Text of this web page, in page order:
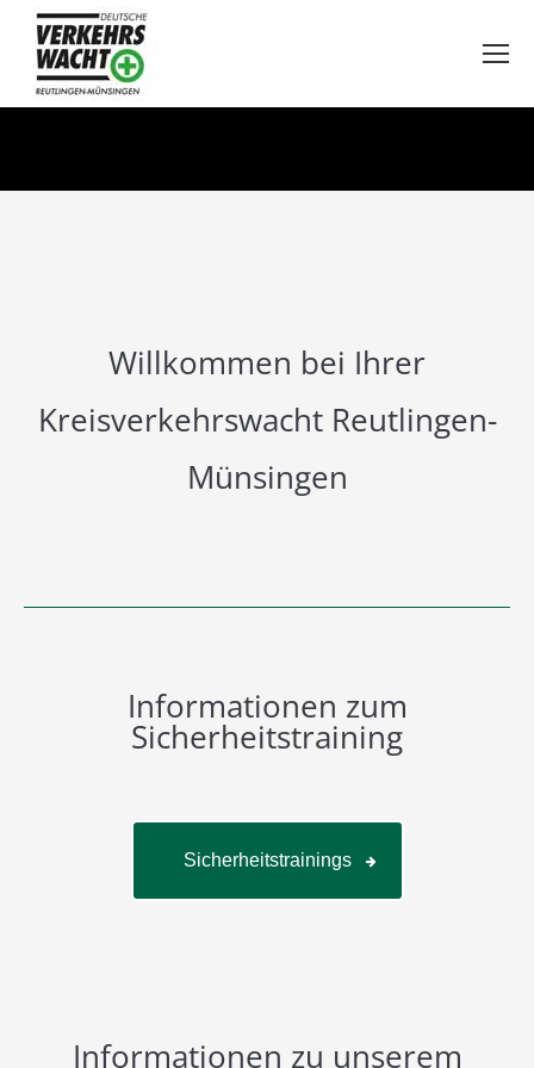
Willkommen bei Ihrer
Kreisverkehrswacht Reutlingen-
Münsingen
Informationen zum
Sicherheitstraining
Sicherheitstrainings
Informationen zu unserem